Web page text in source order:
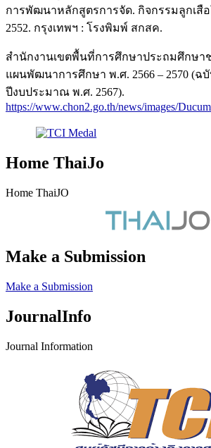
การพัฒนาหลักสูตรการจัด. กิจกรรมลูกเสื
2552. กรุงเทพฯ : โรงพิมพ์ สกสค.
สำนักงานเขตพื้นที่การศึกษาประถมศึกษาช
แผนพัฒนาการศึกษา พ.ศ. 2566 – 2570 (ฉ
ปีงบประมาณ พ.ศ. 2567).
https://www.chon2.go.th/news/images/
Home ThaiJo
Home ThaiJO
Make a Submission
Make a Submission
JournalInfo
Journal Information